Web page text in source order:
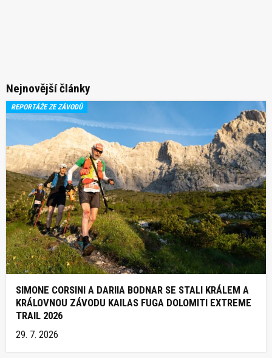
Nejnovější články
REPORTÁŽE ZE ZÁVODŮ
SIMONE CORSINI A DARIIA BODNAR SE STALI KRÁLEM A
KRÁLOVNOU ZÁVODU KAILAS FUGA DOLOMITI EXTREME
TRAIL 2026
29. 7. 2026